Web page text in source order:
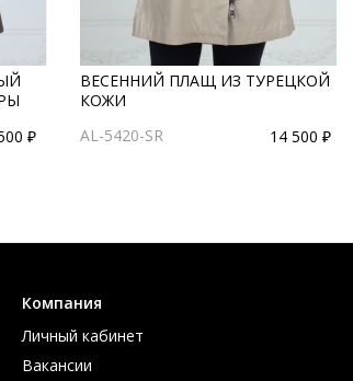
₽
ВЕСЕННИЙ ПЛАЩ ИЗ ТУРЕЦКОЙ
КОЖИ
AL-5420-SR
14 500 ₽
Компания
Личный кабинет
Вакансии